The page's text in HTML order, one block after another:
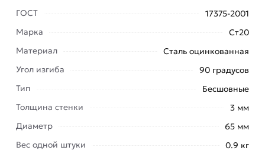
Отвод оцинкованный Ду 65х3 мм применяется
для сборки трубопроводов, который будет
использоваться для транспортировки жидких и
ГОСТ
17375-2001
Марка
Ст20
Материал
Сталь оцинкованная
Угол изгиба
90 градусов
Тип
Бесшовные
Толщина стенки
3 мм
Диаметр
65 мм
Вес одной штуки
0.9 кг